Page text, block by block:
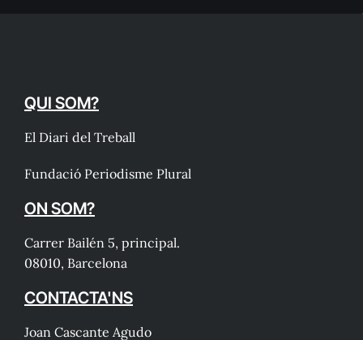
QUI SOM?
El Diari del Treball
Fundació Periodisme Plural
ON SOM?
Carrer Bailén 5, principal.
08010, Barcelona
CONTACTA'NS
Joan Cascante Agudo